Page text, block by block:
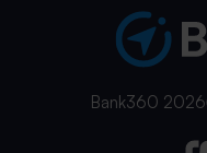
Bank360